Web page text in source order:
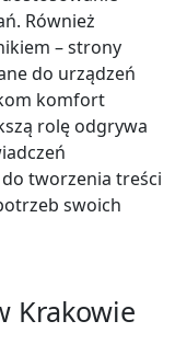
Również
– strony
do urządzeń
komfort
rolę odgrywa
tworzenia treści
swoich
Krakowie